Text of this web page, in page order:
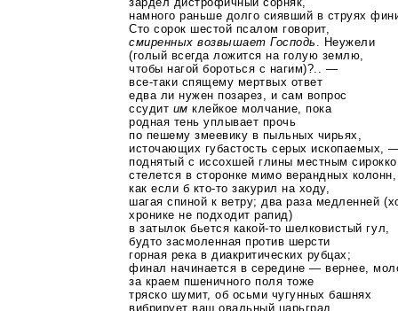
намного раньше долго сиявший в струях
Сто сорок шестой псалом говорит,
смиренных возвышает Господь
. Неужели
(голый всегда ложится на голую землю,
чтобы нагой бороться с нагим)?.. —
все-таки спящему мертвых ответ
едва ли нужен позарез, и сам вопрос
ссудит им клейкое молчание, пока
родная тень уплывает прочь
по пешему змеевику в пыльных чирьях,
источающих губастость серых ископаемых,
поднятый с иссохшей глины местным
стелется в сторонке мимо верандных колонн,
как если б кто-то закурил на ходу,
шагая спиной к ветру; два раза медленней
хронике не подходит рапид)
в затылок бьется какой-то шелковистый гул,
будто засмоленная против шерсти
горная река в диакритических рубцах;
финал начинается в середине — вернее,
за краем пшеничного поля тоже
тряско шумит, об осьми чугунных башнях
вибрирует ваш овальный царьград.